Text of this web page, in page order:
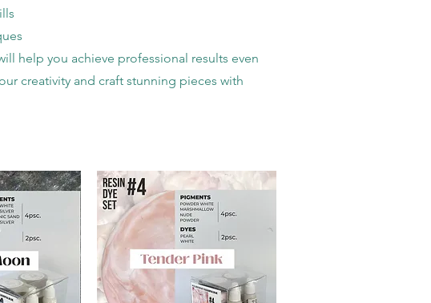
help you achieve professional results even
creativity and craft stunning pieces with